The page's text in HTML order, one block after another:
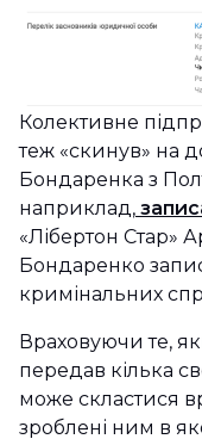
Колективне
теж «скинув» на
Бондаренка з
наприклад,
«Лібертон Стар»
Бондаренко
кримінальних
Враховуючи те,
передав кілька
може скластися
зроблені ним в